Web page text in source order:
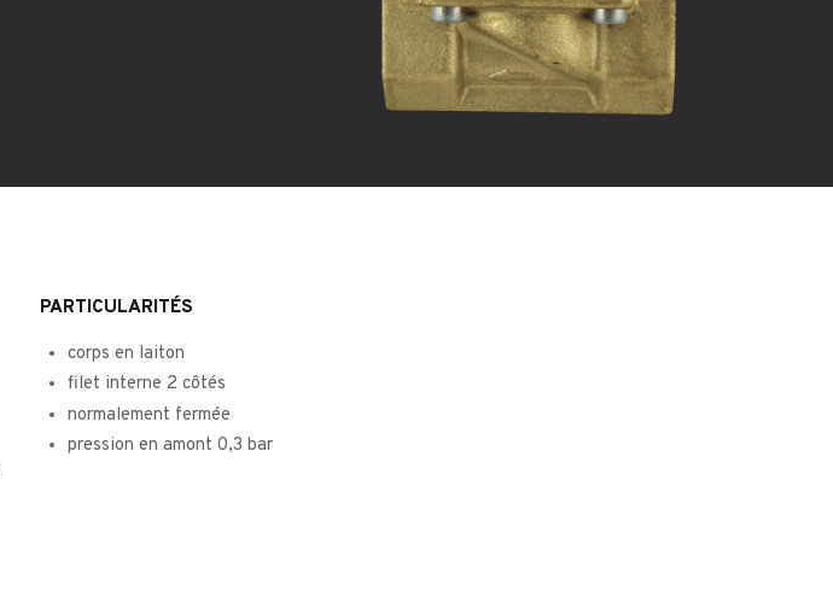
PARTICULARITÉS
corps en laiton
filet interne 2 côtés
normalement fermée
pression en amont 0,3 bar